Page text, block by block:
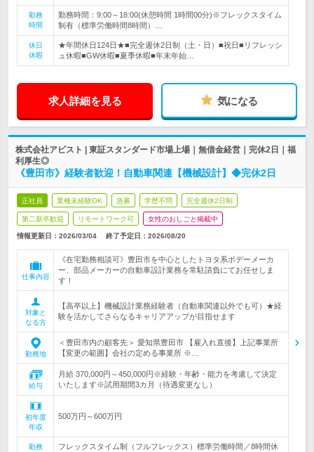
勤務
時間
勤務時間：9:00～18:00(休憩時間 1時間00分)※フレックスタイム
制有（標準労働時間8時間）…
休日
休暇
★年間休日124日★■完全週休2日制（土・日）■祝日■リフレッシ
ュ休暇■GW休暇■夏季休暇■年末年始…
求人詳細を見る 気になる
株式会社アビスト | 東証スタンダード市場上場｜無借金経営｜完休2日｜福
利厚生◎
《豊田市》経験者歓迎！自動車関連【機械設計】◆完休2日
正社員 業種未経験OK 急募 学歴不問 完全週休2日制
第二新卒歓迎 リモートワーク可 女性のおしごと掲載中
情報更新日：2026/03/04 終了予定日： 2026/08/20
仕事内容
《在宅勤務相談可》豊田市を中心としたトヨタ系ボデーメーカ
ー、部品メーカーの自動車設計業務を常駐請負にてお任せしま
す！
対象と
なる方
【高卒以上】機械設計業務経験者（自動車関連以外でも可）★経
験を活かしてさらなるキャリアアップが目指せます
勤務地
＜豊田市内の顧客先＞ 愛知県豊田市 【雇入れ直後】上記事業所
【変更の範囲】会社の定める事業所 ※…
給与
月給 370,000円～450,000円※経験・年齢・能力を考慮して決定
いたします※試用期間3カ月（待遇変更なし）
初年度
年収
500万円～600万円
勤務
フレックスタイム制（フルフレックス）標準労働時間／8時間休